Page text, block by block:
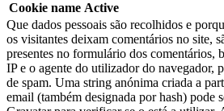
Cookie name Active
Que dados pessoais são recolhidos e
os visitantes deixam comentários no site,
presentes no formulário dos comentários,
IP e o agente do utilizador do navegador,
de spam. Uma string anónima criada a
email (também designada por hash) pode